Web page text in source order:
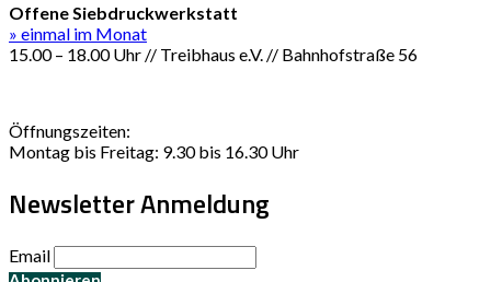
Offene Siebdruckwerkstatt
» einmal im Monat
15.00 – 18.00 Uhr // Treibhaus e.V. // Bahnhofstraße 56
Öffnungszeiten:
Montag bis Freitag: 9.30 bis 16.30 Uhr
Newsletter Anmeldung
Email